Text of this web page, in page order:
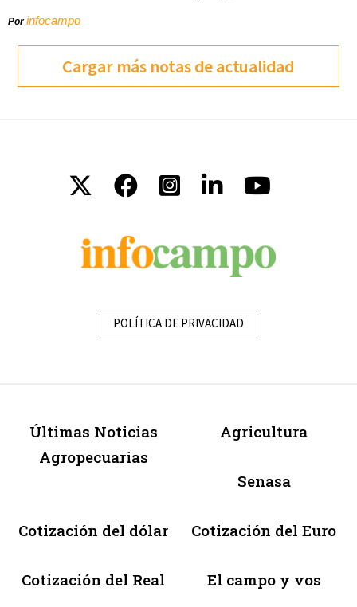
Porinfocampo
Cargar más notas de actualidad
POLÍTICA DE PRIVACIDAD
Últimas Noticias
Agropecuarias
Agricultura
Senasa
Cotización del dólar Cotización del Euro
Cotización del Real El campo y vos